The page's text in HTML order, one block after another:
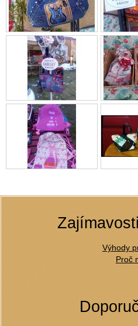
Výhody
Proč